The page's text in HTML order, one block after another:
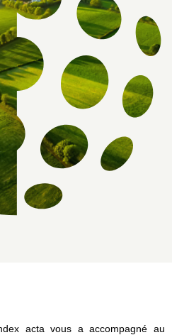
acta vous a accompagné au